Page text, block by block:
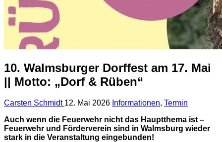
10. Walmsburger Dorffest am 17. Mai
|| Motto: „Dorf & Rüben“
Carsten Schmidt 12. Mai 2026 Informationen, Termin
Auch wenn die Feuerwehr nicht das Hauptthema ist –
Feuerwehr und Förderverein sind in Walmsburg wieder
stark in die Veranstaltung eingebunden!